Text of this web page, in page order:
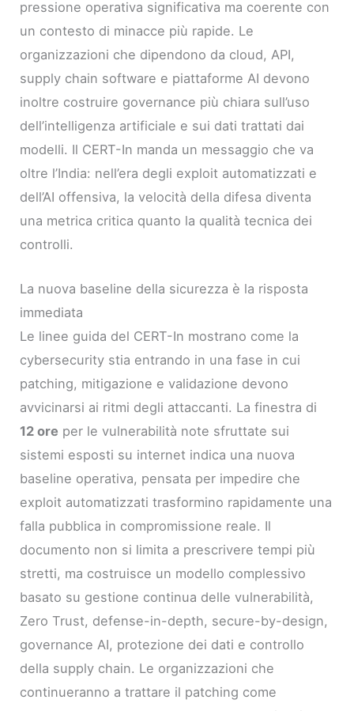
pressione operativa significativa ma coerente con
un contesto di minacce più rapide. Le
organizzazioni che dipendono da cloud, API,
supply chain software e piattaforme AI devono
inoltre costruire governance più chiara sull’uso
dell’intelligenza artificiale e sui dati trattati dai
modelli. Il CERT-In manda un messaggio che va
oltre l’India: nell’era degli exploit automatizzati e
dell’AI offensiva, la velocità della difesa diventa
una metrica critica quanto la qualità tecnica dei
controlli.
La nuova baseline della sicurezza è la risposta
immediata
Le linee guida del CERT-In mostrano come la
cybersecurity stia entrando in una fase in cui
patching, mitigazione e validazione devono
avvicinarsi ai ritmi degli attaccanti. La finestra di
12 ore per le vulnerabilità note sfruttate sui
sistemi esposti su internet indica una nuova
baseline operativa, pensata per impedire che
exploit automatizzati trasformino rapidamente una
falla pubblica in compromissione reale. Il
documento non si limita a prescrivere tempi più
stretti, ma costruisce un modello complessivo
basato su gestione continua delle vulnerabilità,
Zero Trust, defense-in-depth, secure-by-design,
governance AI, protezione dei dati e controllo
della supply chain. Le organizzazioni che
continueranno a trattare il patching come